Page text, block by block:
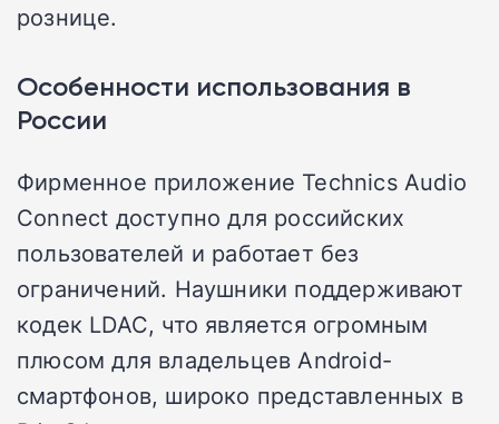
рознице.
Особенности использования в
России
Фирменное приложение Technics Audio
Connect доступно для российских
пользователей и работает без
ограничений. Наушники поддерживают
кодек LDAC, что является огромным
плюсом для владельцев Android-
смартфонов, широко представленных в